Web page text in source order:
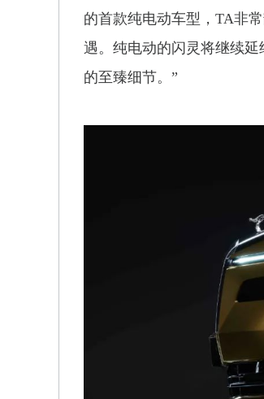
的首款纯电动车型，TA非
遇。纯电动的闪灵将继续
的至臻细节。”